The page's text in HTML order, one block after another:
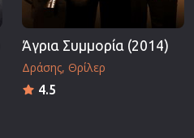
Άγρια Συμμορία (2014)
Δράσης Θρίλερ
4.5